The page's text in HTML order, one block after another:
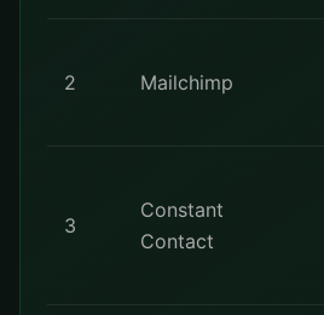
2 Mailchimp
3
Constant
Contact